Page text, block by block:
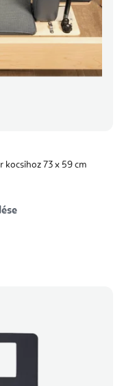
kocsihoz 73 x 59 cm